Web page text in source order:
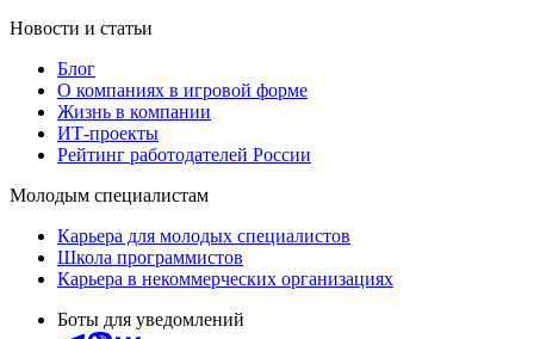
Новости и статьи
Блог
О компаниях в игровой форме
Жизнь в компании
ИТ-проекты
Рейтинг работодателей России
Молодым специалистам
Карьера для молодых специалистов
Школа программистов
Карьера в некоммерческих организациях
Боты для уведомлений